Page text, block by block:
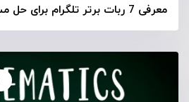
معرفی 7 ربات برتر تلگرام برای حل مسائل ریاضی